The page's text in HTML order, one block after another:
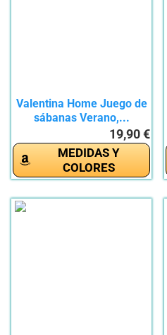
Valentina Home Juego de
sábanas Verano,...
19,90 €
MEDIDAS Y
COLORES